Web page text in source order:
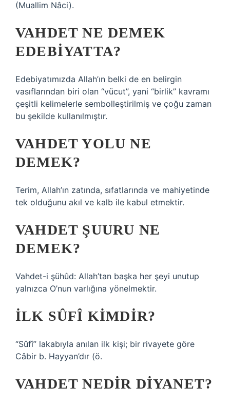
(Muallim Nâci).
VAHDET NE DEMEK
EDEBIYATTA?
Edebiyatımızda Allah’ın belki de en belirgin
vasıflarından biri olan “vücut”, yani “birlik” kavramı
çeşitli kelimelerle sembolleştirilmiş ve çoğu zaman
bu şekilde kullanılmıştır.
VAHDET YOLU NE
DEMEK?
Terim, Allah’ın zatında, sıfatlarında ve mahiyetinde
tek olduğunu akıl ve kalb ile kabul etmektir.
VAHDET ŞUURU NE
DEMEK?
Vahdet-i şühûd: Allah’tan başka her şeyi unutup
yalnızca O’nun varlığına yönelmektir.
İLK SÛFÎ KIMDIR?
“Sûfî” lakabıyla anılan ilk kişi; bir rivayete göre
Câbir b. Hayyan’dır (ö.
VAHDET NEDIR DIYANET?